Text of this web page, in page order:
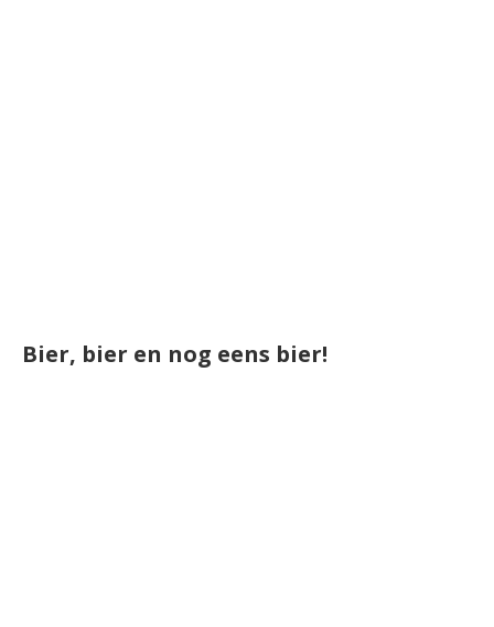
Bier, bier en nog eens bier!